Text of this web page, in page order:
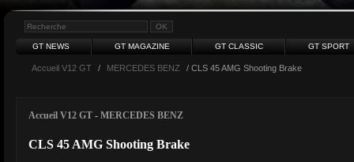
GT NEWS GT MAGAZINE GT CLASSIC GT SPORT
Accueil V12 GT / MERCEDES BENZ / CLS 45 AMG Shooting Brake
Accueil V12 GT - MERCEDES BENZ
CLS 45 AMG Shooting Brake